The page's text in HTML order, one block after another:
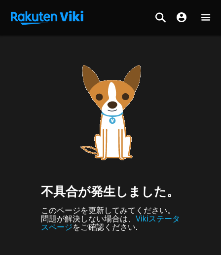
不具合が発生しました。
このページを更新してみてください。
問題が解決しない場合は、 Vikiステータ
スページをご確認ください.